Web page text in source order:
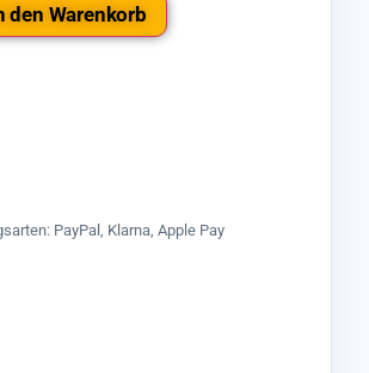
den Warenkorb
PayPal, Klarna, Apple Pay